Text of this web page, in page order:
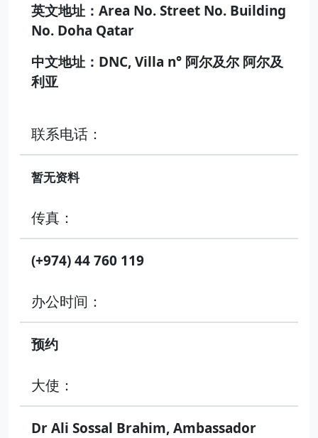
英文地址：Area No. Street No. Building
No. Doha Qatar
中文地址：DNC, Villa n° 阿尔及尔 阿尔及
利亚
联系电话：
暂无资料
传真：
(+974) 44 760 119
办公时间：
预约
大使：
Dr Ali Sossal Brahim, Ambassador